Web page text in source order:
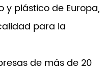
y plástico de Europa,
para la
de más de 20